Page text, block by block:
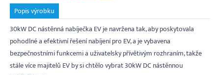
Popis výrobku
30kW DC nástěnná nabíječka EV je navržena tak, aby poskytovala
pohodlné a efektivní řešení nabíjení pro EV, a je vybavena
bezpečnostními funkcemi a uživatelsky přívětivým rozhraním, takže
stále více majitelů EV by si chtělo vybrat 30kW DC nástěnnou